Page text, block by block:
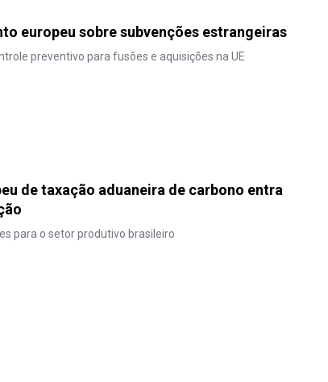
europeu sobre subvenções estrangeiras
preventivo para fusões e aquisições na UE
de taxação aduaneira de carbono entra
para o setor produtivo brasileiro